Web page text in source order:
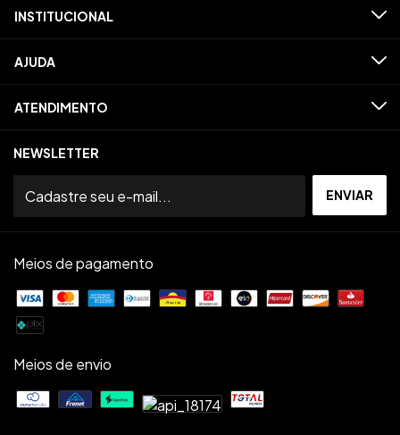
INSTITUCIONAL
AJUDA
ATENDIMENTO
NEWSLETTER
Meios de pagamento
Meios de envio